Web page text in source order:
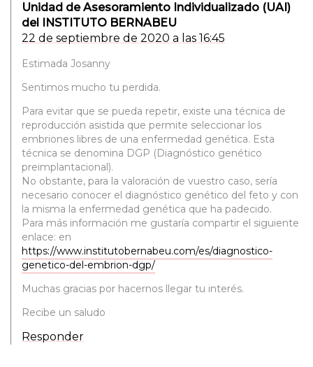
Unidad de Asesoramiento Individualizado (UAI)
del INSTITUTO BERNABEU
22 de septiembre de 2020 a las 16:45
Estimada Josanny
Sentimos mucho tu perdida.
Para evitar que se pueda repetir, existe una técnica de
reproducción asistida que permite seleccionar los
embriones libres de una enfermedad genética. Esta
técnica se denomina DGP (Diagnóstico genético
preimplantacional).
No obstante, para la valoración de vuestro caso, sería
necesario conocer el diagnóstico genético del feto y con
la misma la enfermedad genética que ha padecido.
Para más información me gustaría compartir el siguiente
enlace: en
https://www.institutobernabeu.com/es/diagnostico-
genetico-del-embrion-dgp/
Muchas gracias por hacernos llegar tu interés.
Recibe un saludo
Responder